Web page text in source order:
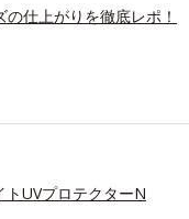
の仕上がりを徹底レポ！
トUVプロテクターN